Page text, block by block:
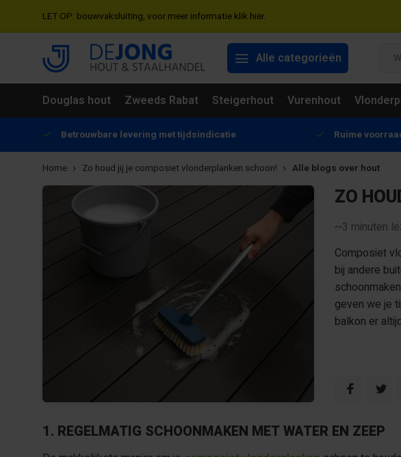
LET OP: bouwvaksluiting, voor meer informatie klik hier.
Alle categorieën
Douglas hout Zweeds Rabat Steigerhout Vurenhout
Betrouwbare levering met tijdsindicatie Ruime
Home Zo houd jij je composiet vlonderplanken schoon! Alle blogs over hout
ZO
~3 minuten
Composiet
bij andere
geven we je
balkon er
1. REGELMATIG SCHOONMAKEN MET WATER EN ZEEP